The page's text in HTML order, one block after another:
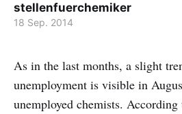
stellenfuerchemiker
18 Sep. 2014
As in the last months, a slight
unemployment is visible in
unemployed chemists.